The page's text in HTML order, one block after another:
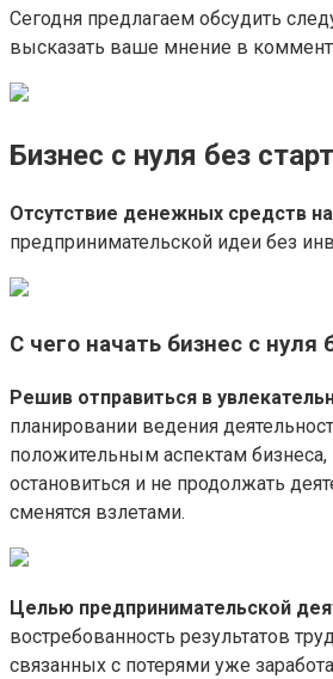
Сегодня предлагаем обсудить
высказать ваше мнение в
Бизнес с нуля без
Отсутствие денежных средств
предпринимательской идеи без
С чего начать бизнес с нуля
Решив отправиться в
планировании ведения
положительным аспектам
остановиться и не продолжать
сменятся взлетами.
Целью предпринимательской
востребованность результатов
связанных с потерями уже